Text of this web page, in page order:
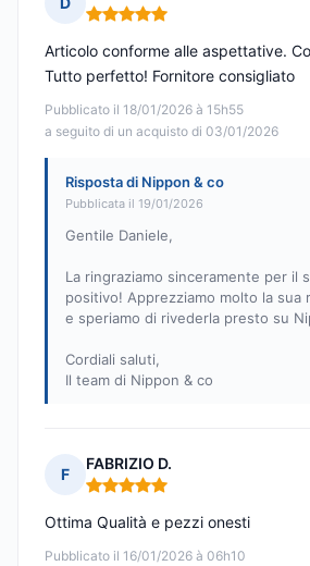
Nota: 5 su 5
Pubblicato il 18/01/2026 à 15h55
a seguito di un acquisto di 03/01/2026
Articolo conforme alle aspettative.
Tutto perfetto! Fornitore consigliato
Risposta di Nippon & co
Pubblicata il 19/01/2026
Gentile Daniele,
La ringraziamo sinceramente per il
positivo! Apprezziamo molto la sua
e speriamo di rivederla presto su
Cordiali saluti,
Il team di Nippon & co
F
FABRIZIO D.
Nota: 5 su 5
Pubblicato il 16/01/2026 à 06h10
Ottima Qualità e pezzi onesti